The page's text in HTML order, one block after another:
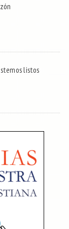
listos